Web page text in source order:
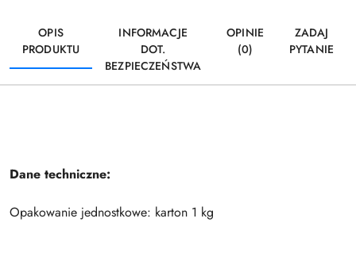
OPIS
PRODUKTU
INFORMACJE
DOT.
BEZPIECZEŃSTWA
OPINIE
(0)
ZADAJ
PYTANIE
Dane techniczne:
Opakowanie jednostkowe: karton 1 kg